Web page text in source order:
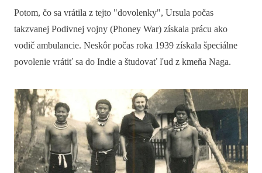
Potom, čo sa vrátila z tejto "dovolenky", Ursula počas
takzvanej Podivnej vojny (Phoney War) získala prácu ako
vodič ambulancie. Neskôr počas roka 1939 získala špeciálne
povolenie vrátiť sa do Indie a študovať ľud z kmeňa Naga.